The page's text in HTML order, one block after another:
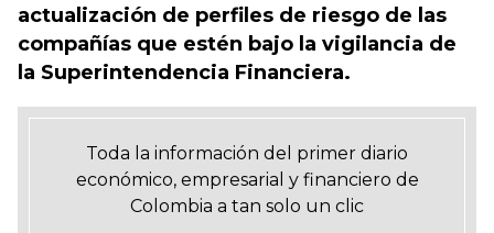
actualización de perfiles de riesgo de las
compañías que estén bajo la vigilancia de
la Superintendencia Financiera.
Toda la información del primer diario
económico, empresarial y financiero de
Colombia a tan solo un clic